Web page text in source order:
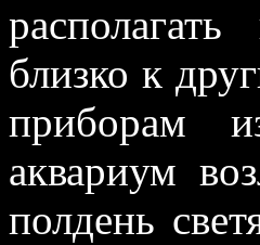
близко к
приборам
аквариум
полдень